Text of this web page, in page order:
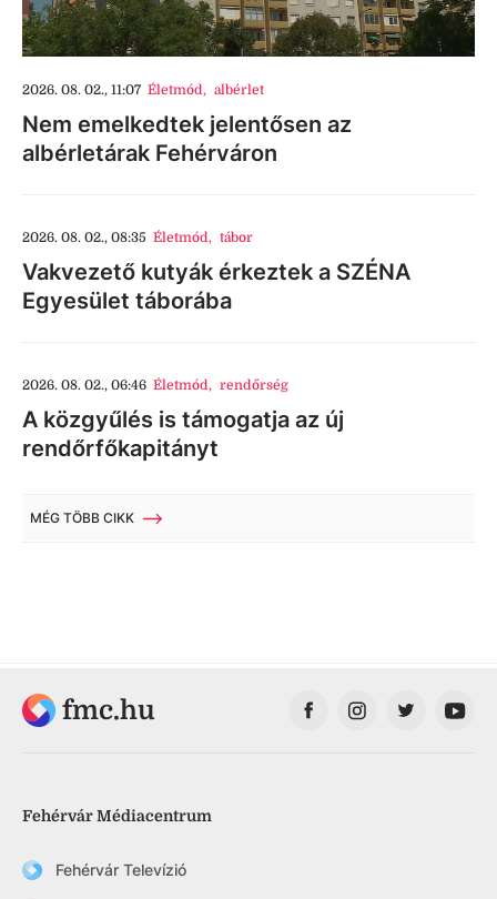
2026. 08. 02., 11:07 Életmód, albérlet
Nem emelkedtek jelentősen az
albérletárak Fehérváron
2026. 08. 02., 08:35 Életmód, tábor
Vakvezető kutyák érkeztek a SZÉNA
Egyesület táborába
2026. 08. 02., 06:46 Életmód, rendőrség
A közgyűlés is támogatja az új
rendőrfőkapitányt
MÉG TÖBB CIKK
fmc.hu
Fehérvár Médiacentrum
Fehérvár Televízió